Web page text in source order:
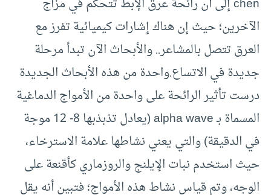
الآخرين؛ حيث إن هناك إشارات كيميائية تفرز مع
العرق تتصل بالمشاعر.. والأبحاث الآن تبدأ مرحلة
جديدة في الاتساع.واحدة من هذه الأبحاث الجديدة
درست تأثير الرائحة على واحدة من الأمواج الدماغية
المسماة بـ alpha wave (يعادل تذبذبها 8- 12 موجة
في الدقيقة) والتي يعني نشاطها علامة الاسترخاء،
حيث استخدم نبات الإيلنج والروزماري كأقنعة على
الوجه، وتم قياس نشاط هذه الأمواج؛ فتبين أنه يقل